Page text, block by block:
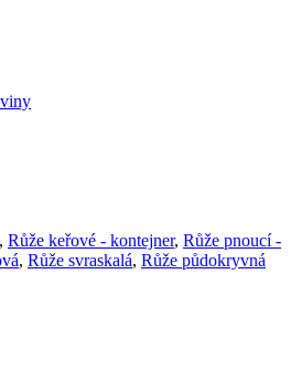
, Růže keřové - kontejner, Růže pnoucí -
, Růže svraskalá, Růže půdokryvná